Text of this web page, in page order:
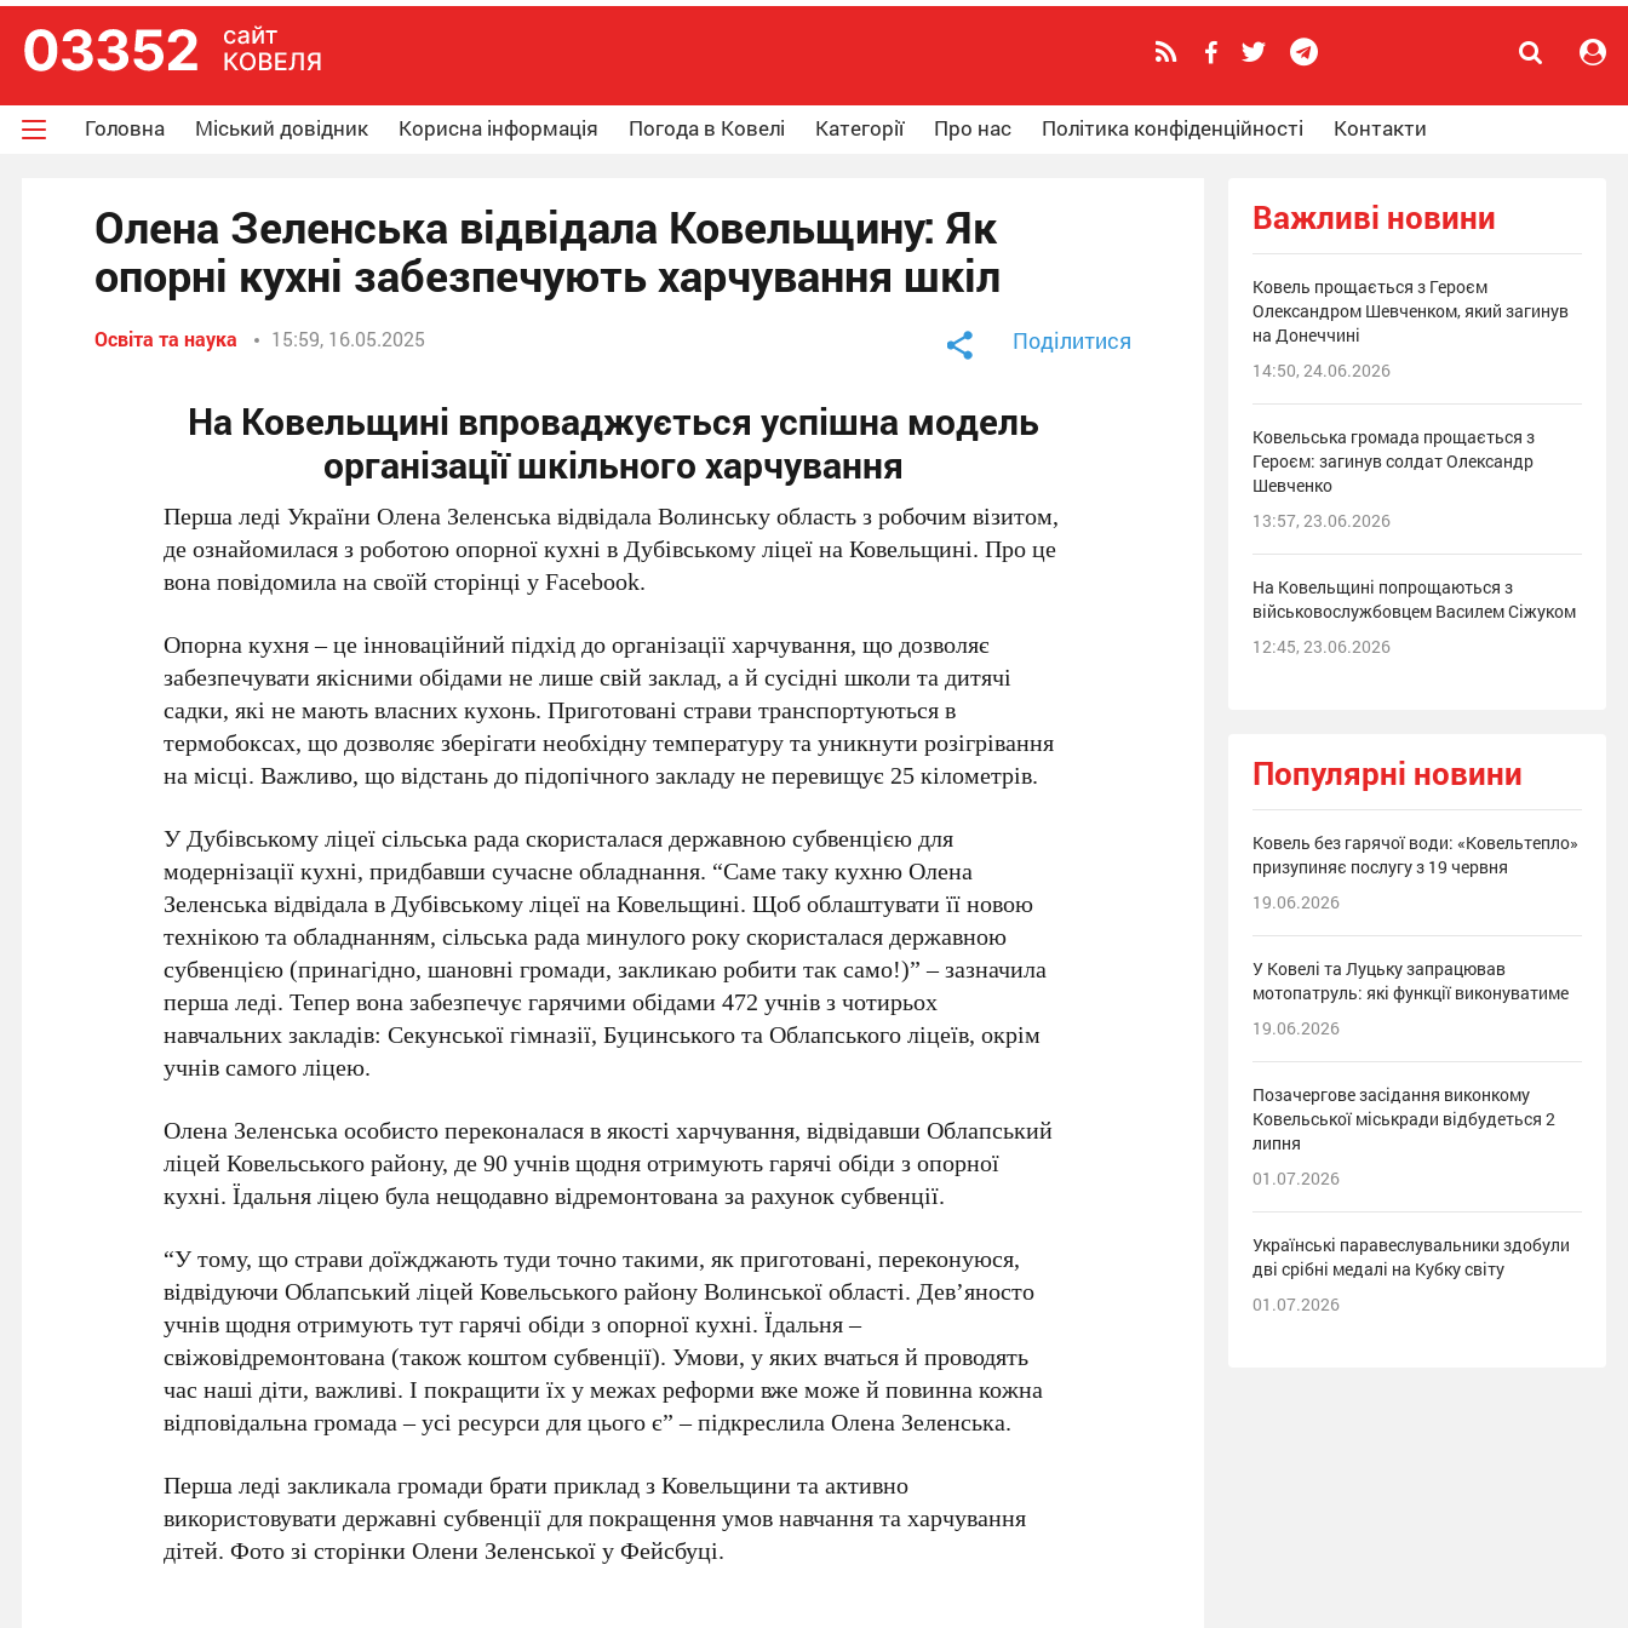
Головна Міський довідник Корисна інформація Погода в Ковелі Категорії Про нас Політика конфіденційності Контакти
Олена Зеленська відвідала Ковельщину: Як
опорні кухні забезпечують харчування шкіл
Освіта та наука 15:59, 16.05.2025 Поділитися
На Ковельщині впроваджується успішна модель
організації шкільного харчування
Перша леді України Олена Зеленська відвідала Волинську область з робочим візитом,
де ознайомилася з роботою опорної кухні в Дубівському ліцеї на Ковельщині. Про це
вона повідомила на своїй сторінці у Facebook.
Опорна кухня – це інноваційний підхід до організації харчування, що дозволяє
забезпечувати якісними обідами не лише свій заклад, а й сусідні школи та дитячі
садки, які не мають власних кухонь. Приготовані страви транспортуються в
термобоксах, що дозволяє зберігати необхідну температуру та уникнути розігрівання
на місці. Важливо, що відстань до підопічного закладу не перевищує 25 кілометрів.
У Дубівському ліцеї сільська рада скористалася державною субвенцією для
модернізації кухні, придбавши сучасне обладнання. “Саме таку кухню Олена
Зеленська відвідала в Дубівському ліцеї на Ковельщині. Щоб облаштувати її новою
технікою та обладнанням, сільська рада минулого року скористалася державною
субвенцією (принагідно, шановні громади, закликаю робити так само!)” – зазначила
перша леді. Тепер вона забезпечує гарячими обідами 472 учнів з чотирьох
навчальних закладів: Секунської гімназії, Буцинського та Облапського ліцеїв, окрім
учнів самого ліцею.
Олена Зеленська особисто переконалася в якості харчування, відвідавши Облапський
ліцей Ковельського району, де 90 учнів щодня отримують гарячі обіди з опорної
кухні. Їдальня ліцею була нещодавно відремонтована за рахунок субвенції.
“У тому, що страви доїжджають туди точно такими, як приготовані, переконуюся,
відвідуючи Облапський ліцей Ковельського району Волинської області. Дев’яносто
учнів щодня отримують тут гарячі обіди з опорної кухні. Їдальня –
свіжовідремонтована (також коштом субвенції). Умови, у яких вчаться й проводять
час наші діти, важливі. І покращити їх у межах реформи вже може й повинна кожна
відповідальна громада – усі ресурси для цього є” – підкреслила Олена Зеленська.
Перша леді закликала громади брати приклад з Ковельщини та активно
використовувати державні субвенції для покращення умов навчання та харчування
дітей. Фото зі сторінки Олени Зеленської у Фейсбуці.
Важливі новини
Ковель прощається з Героєм
Олександром Шевченком, який загинув
на Донеччині
14:50, 24.06.2026
Ковельська громада прощається з
Героєм: загинув солдат Олександр
Шевченко
13:57, 23.06.2026
На Ковельщині попрощаються з
військовослужбовцем Василем Сіжуком
12:45, 23.06.2026
Популярні новини
Ковель без гарячої води: «Ковельтепло»
призупиняє послугу з 19 червня
19.06.2026
У Ковелі та Луцьку запрацював
мотопатруль: які функції виконуватиме
19.06.2026
Позачергове засідання виконкому
Ковельської міськради відбудеться 2
липня
01.07.2026
Українські паравеслувальники здобули
дві срібні медалі на Кубку світу
01.07.2026